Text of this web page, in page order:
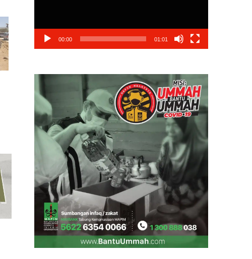
00:00 01:01